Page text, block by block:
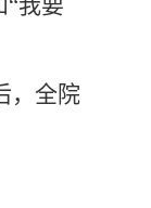
我要
，全院